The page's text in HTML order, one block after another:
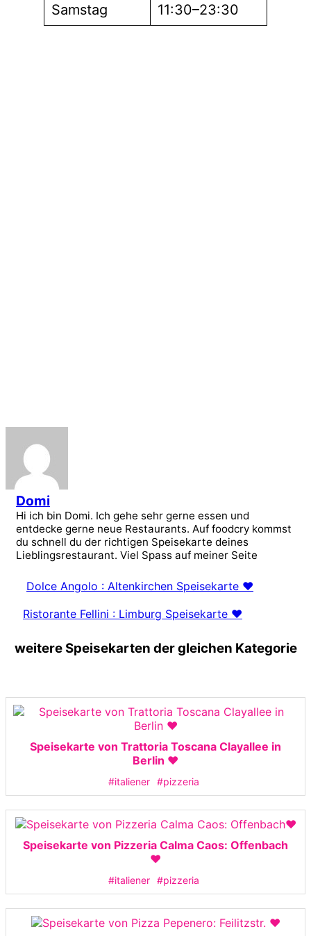
Samstag
11:30–23:30
Domi
Hi ich bin Domi. Ich gehe sehr gerne essen und
entdecke gerne neue Restaurants. Auf foodcry kommst
du schnell du der richtigen Speisekarte deines
Lieblingsrestaurant. Viel Spass auf meiner Seite
Dolce Angolo : Altenkirchen Speisekarte ❤️
Ristorante Fellini : Limburg Speisekarte ❤️
weitere Speisekarten der gleichen Kategorie
Speisekarte von Trattoria Toscana Clayallee in
Berlin ❤️
#italiener #pizzeria
Speisekarte von Pizzeria Calma Caos: Offenbach
❤️
#italiener #pizzeria